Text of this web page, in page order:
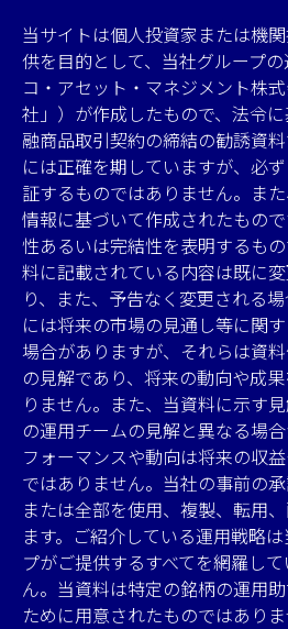
当サイトは個人投資家または機
供を目的として、当社グループ
コ・アセット・マネジメント株
社」）が作成したもので、法令
融商品取引契約の締結の勧誘資
には正確を期していますが、必
証するものではありません。ま
情報に基づいて作成されたもの
性あるいは完結性を表明するも
料に記載されている内容は既に
り、また、予告なく変更される
には将来の市場の見通し等に関
場合がありますが、それらは資
の見解であり、将来の動向や成
りません。また、当資料に示す
の運用チームの見解と異なる場
フォーマンスや動向は将来の収
ではありません。当社の事前の
または全部を使用、複製、転用
ます。ご紹介している運用戦略
プがご提供するすべてを網羅し
ん。当資料は特定の銘柄の運用
ために用意されたものではありま